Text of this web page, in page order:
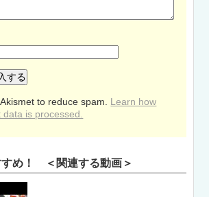
to reduce spam. Learn how
is processed.
め！ ＜関連する動画＞